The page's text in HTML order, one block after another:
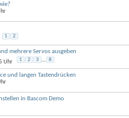
1 2
mehrere Servos ausgeben
Uhr 1 2 3 ... 8
und langen Tastendrücken
in Bascom Demo